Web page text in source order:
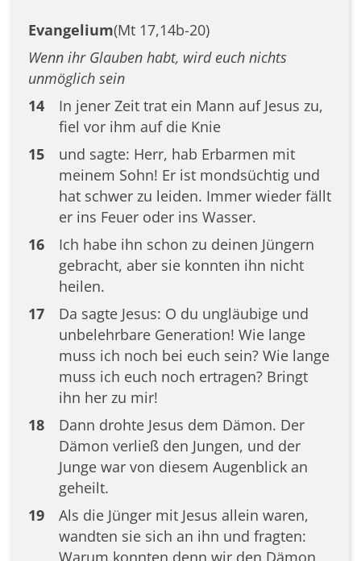
Evangelium(Mt 17,14b-20)
Wenn ihr Glauben habt, wird euch nichts
unmöglich sein
14
In jener Zeit trat ein Mann auf Jesus zu,
fiel vor ihm auf die Knie
15
und sagte: Herr, hab Erbarmen mit
meinem Sohn! Er ist mondsüchtig und
hat schwer zu leiden. Immer wieder fällt
er ins Feuer oder ins Wasser.
16
Ich habe ihn schon zu deinen Jüngern
gebracht, aber sie konnten ihn nicht
heilen.
17
Da sagte Jesus: O du ungläubige und
unbelehrbare Generation! Wie lange
muss ich noch bei euch sein? Wie lange
muss ich euch noch ertragen? Bringt
ihn her zu mir!
18
Dann drohte Jesus dem Dämon. Der
Dämon verließ den Jungen, und der
Junge war von diesem Augenblick an
geheilt.
19
Als die Jünger mit Jesus allein waren,
wandten sie sich an ihn und fragten:
Warum konnten denn wir den Dämon